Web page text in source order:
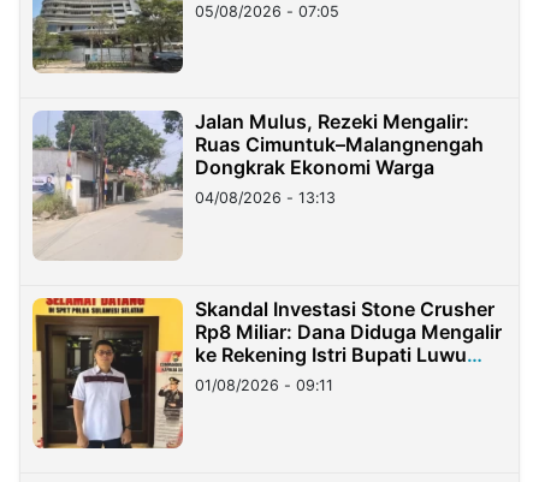
05/08/2026 - 07:05
Jalan Mulus, Rezeki Mengalir:
Ruas Cimuntuk–Malangnengah
Dongkrak Ekonomi Warga
04/08/2026 - 13:13
Skandal Investasi Stone Crusher
Rp8 Miliar: Dana Diduga Mengalir
ke Rekening Istri Bupati Luwu
Timur
01/08/2026 - 09:11